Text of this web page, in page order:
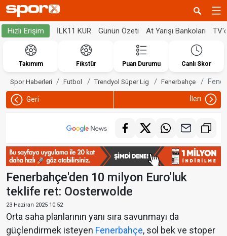
Hızlı Erişim İLK11 KUR Günün Özeti At Yarışı Bankoları
Takımım Fikstür Puan Durumu Canlı Skor
Spor Haberleri Futbol Trendyol Süper Lig Fenerbahçe
Geri İleri
Fenerbahçe'den 10 milyon Euro'luk
teklife ret: Oosterwolde
23 Haziran 2025 10:52
Orta saha planlarının yanı sıra savunmayı da
güçlendirmek isteyen Fenerbahçe, sol bek ve stoper